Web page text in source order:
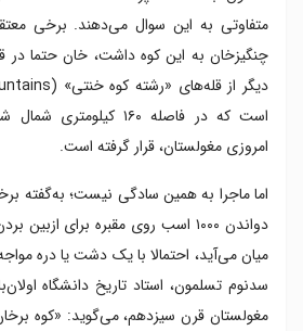
متفاوتی به این سوال می‌دهند. برخی
چنگیزخان به این کوه داشت، خان حتما در
است که در فاصله ۱۶۰
امروزی مغولستان، قرار گرفته است.
اما ماجرا به همین سادگی نیست؛ به‌گفته
دواندن ۱۰۰۰ اسب روی مقبره برای
میان می‌آید، احتمالا با یک دشت یا دره
سدنوم تسلمون، استاد تاریخ دانشگاه
مغولستان قرن سیزدهم، می‌گوید: «کوه